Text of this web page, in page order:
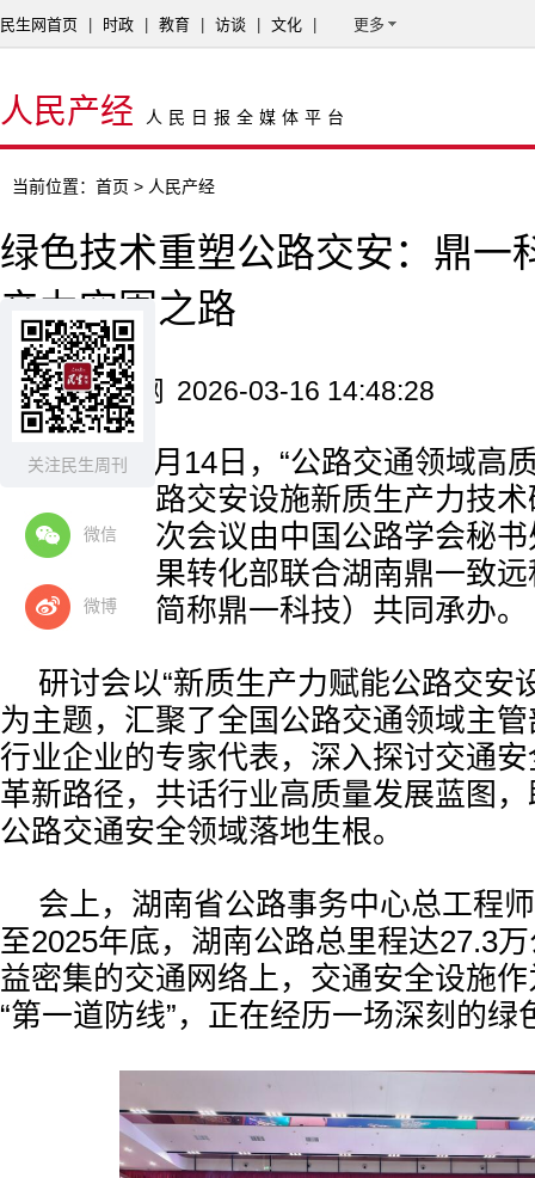
关注民生周刊
微信
微博
民生网首页 时政 教育 访谈 文化 更多
人民产经 人民日报全媒体平台
当前位置： 首页 > 人民产经
绿色技术重塑公路交安：鼎一
产力突围之路
来源：民生网 2026-03-16 14:48:28
2026年3月14日，“公路交通领域高
活动——公路交安设施新质生产力技术
阳举行。本次会议由中国公路学会秘
学会科技成果转化部联合湖南鼎一致
公司（以下简称鼎一科技） 共同承办。
研讨会以“新质生产力赋能公路交安
为主题，汇聚了全国公路交通领域主
行业企业的专家代表，深入探讨交通
革新路径，共话行业高质量发展蓝图
公路交通安全领域落地生根。
会上，湖南省公路事务中心总工程
至2025年底，湖南公路总里程达27.3
益密集的交通网络上，交通安全设施
“第一道防线”，正在经历一场深刻的绿